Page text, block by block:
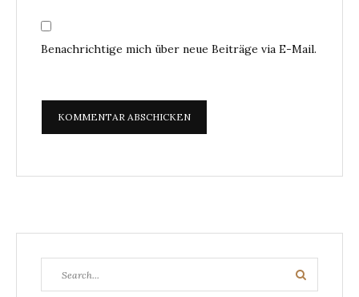
Benachrichtige mich über neue Beiträge via E-Mail.
for:
Search